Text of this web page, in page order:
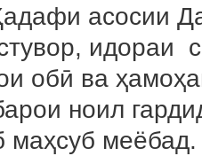
асосии
идораи
обӣ ва
ноил
маҳсуб